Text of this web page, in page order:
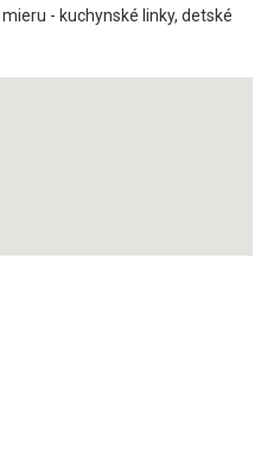
- kuchynské linky, detské